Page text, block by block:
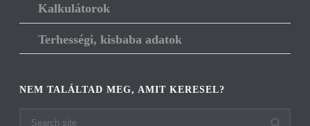
Kalkulátorok
Terhességi, kisbaba adatok
NEM TALÁLTAD MEG, AMIT KERESEL?